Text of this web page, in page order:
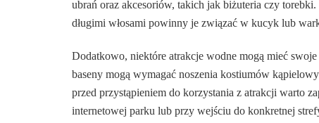
ubrań oraz akcesoriów, takich jak biżuteria czy
długimi włosami powinny je związać w kucyk lub
Dodatkowo, niektóre atrakcje wodne mogą mieć
baseny mogą wymagać noszenia kostiumów
przed przystąpieniem do korzystania z atrakcji warto
internetowej parku lub przy wejściu do konkretnej